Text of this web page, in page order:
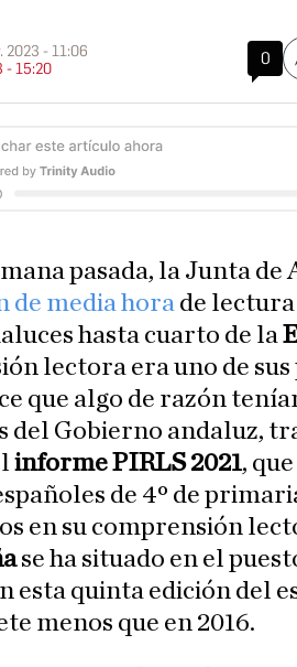
2023 - 11:06
- 15:20
0
pasada, la Junta de
de media hora de
hasta cuarto de la
lectora era uno de
que algo de razón
del Gobierno andaluz,
informe PIRLS 2021,
de 4º de
en su comprensión
se ha situado en el
esta quinta edición del
menos que en 2016.